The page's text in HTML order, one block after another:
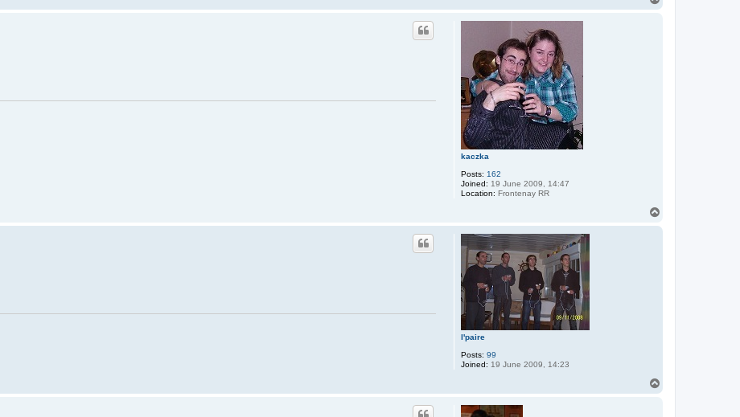
kaczka
Posts: 162
Joined: 19 June 2009, 14:47
Location: Frontenay RR
l'paire
Posts: 99
Joined: 19 June 2009, 14:23